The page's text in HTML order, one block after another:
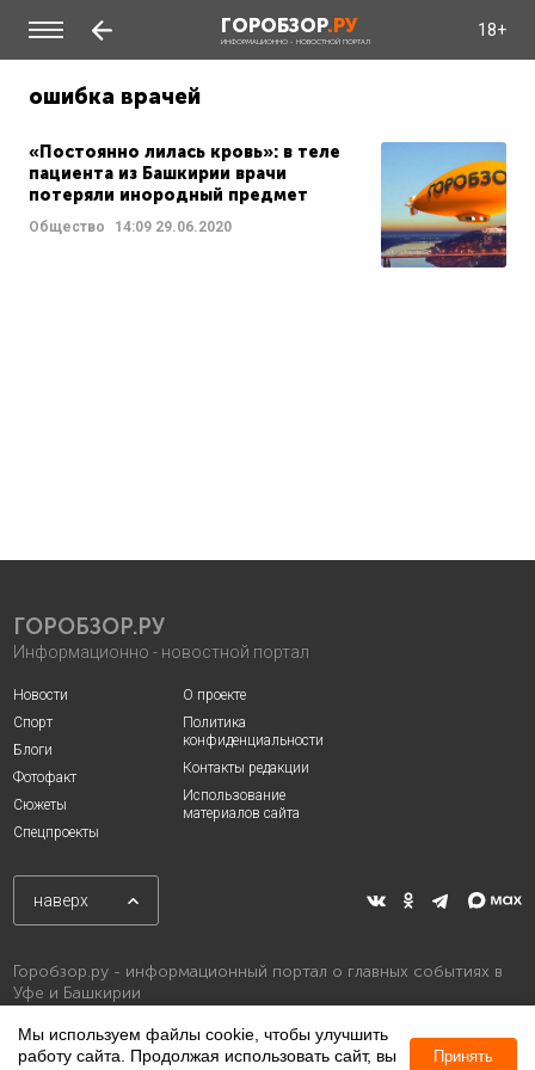
ГОРОБЗОР.РУ
ИНФОРМАЦИОННО - НОВОСТНОЙ ПОРТАЛ
18+
ошибка врачей
«Постоянно лилась кровь»: в теле
пациента из Башкирии врачи
потеряли инородный предмет
Общество 14:09 29.06.2020
ГОРОБЗОР.РУ
Информационно - новостной портал
Новости
Спорт
Блоги
Фотофакт
Сюжеты
Спецпроекты
О проекте
Политика
конфиденциальности
Контакты редакции
Использование
материалов сайта
наверх
Горобзор.ру - информационный портал о главных событиях в
Уфе и Башкирии
Мы используем файлы cookie, чтобы улучшить
работу сайта. Продолжая использовать сайт, вы
Принять